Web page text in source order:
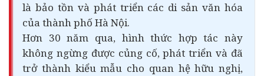
là bảo tồn và phát triển các di sản văn hóa
của thành phố Hà Nội.
Hơn 30 năm qua, hình thức hợp tác này
không ngừng được củng cố, phát triển và đã
trở thành kiểu mẫu cho quan hệ hữu nghị,